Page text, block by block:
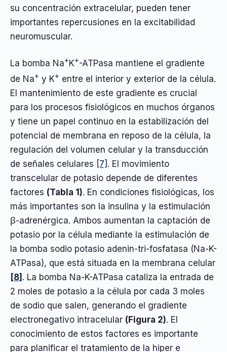
su concentración extracelular, pueden tener
importantes repercusiones en la excitabilidad
neuromuscular.
La bomba Na+K+-ATPasa mantiene el gradiente
de Na+ y K+ entre el interior y exterior de la célula.
El mantenimiento de este gradiente es crucial
para los procesos fisiológicos en muchos órganos
y tiene un papel continuo en la estabilización del
potencial de membrana en reposo de la célula, la
regulación del volumen celular y la transducción
de señales celulares [7] . El movimiento
transcelular de potasio depende de diferentes
factores (Tabla 1). En condiciones fisiológicas, los
más importantes son la insulina y la estimulación
β-adrenérgica. Ambos aumentan la captación de
potasio por la célula mediante la estimulación de
la bomba sodio potasio adenin-tri-fosfatasa (Na-K-
ATPasa), que está situada en la membrana celular
[8] . La bomba Na-K-ATPasa cataliza la entrada de
2 moles de potasio a la célula por cada 3 moles
de sodio que salen, generando el gradiente
electronegativo intracelular (Figura 2). El
conocimiento de estos factores es importante
para planificar el tratamiento de la hiper e